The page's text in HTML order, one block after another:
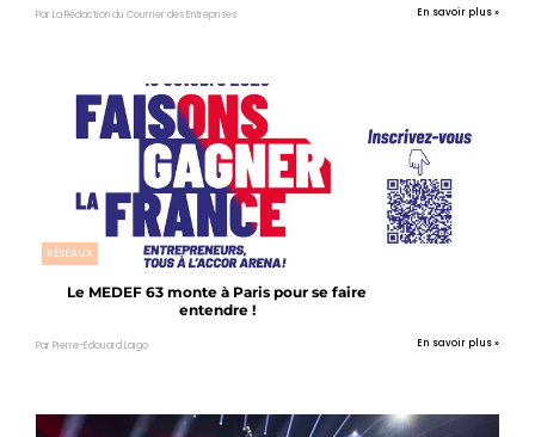
Par La Rédaction du Courrier des Entreprises En savoir plus »
RÉSEAUX
Le MEDEF 63 monte à Paris pour se faire
entendre !
Par Pierre-Edouard Laigo En savoir plus »